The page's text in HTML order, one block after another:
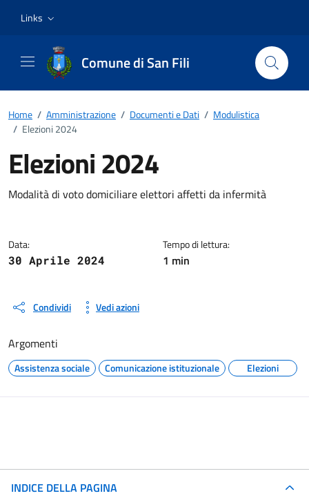
Links
Comune di San Fili
Home / Amministrazione / Documenti e Dati / Modulistica
/ Elezioni 2024
Elezioni 2024
Dettagli del documento
Modalità di voto domiciliare elettori affetti da infermità
Data:
30 Aprile 2024
Tempo di lettura:
1 min
Condividi Vedi azioni
Argomenti
Assistenza sociale Comunicazione istituzionale Elezioni
INDICE DELLA PAGINA